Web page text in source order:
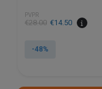
PVPR
€28.00
O
original
€14.50
O
atual
-48%